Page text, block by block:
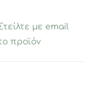
με email
προϊόν